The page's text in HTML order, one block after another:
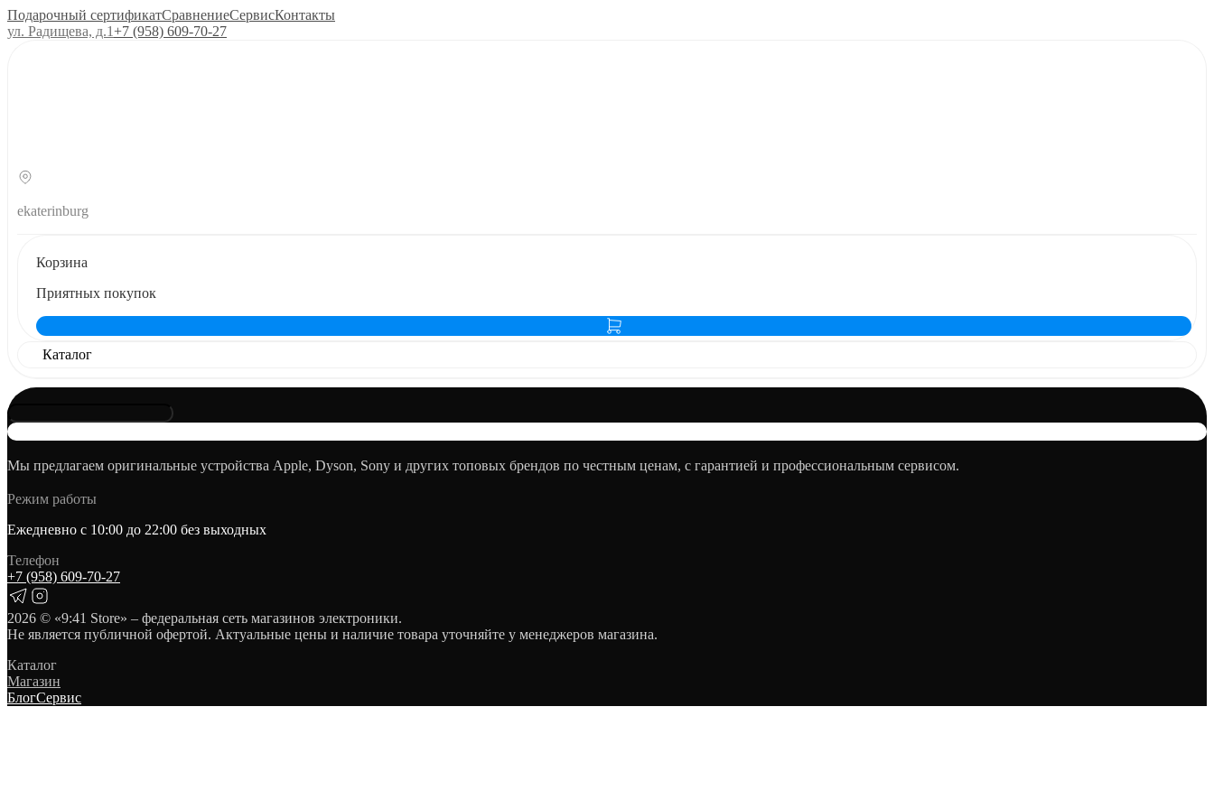
Подарочный сертификатСравнениеСервисКонтакты
ул. Радищева, д.1+7 (958) 609‑70‑27
ekaterinburg
Корзина
Приятных покупок
Каталог
Мы предлагаем оригинальные устройства Apple, Dyson, Sony и других топовых брендов по честным ценам, с гарантией и профессиональным сервисом.
Режим работы
Ежедневно с 10:00 до 22:00 без выходных
Телефон
+7 (958) 609‑70‑27
2026 © «9:41 Store» – федеральная сеть магазинов электроники.
Не является публичной офертой. Актуальные цены и наличие товара уточняйте у менеджеров магазина.
Каталог
Магазин
БлогСервис